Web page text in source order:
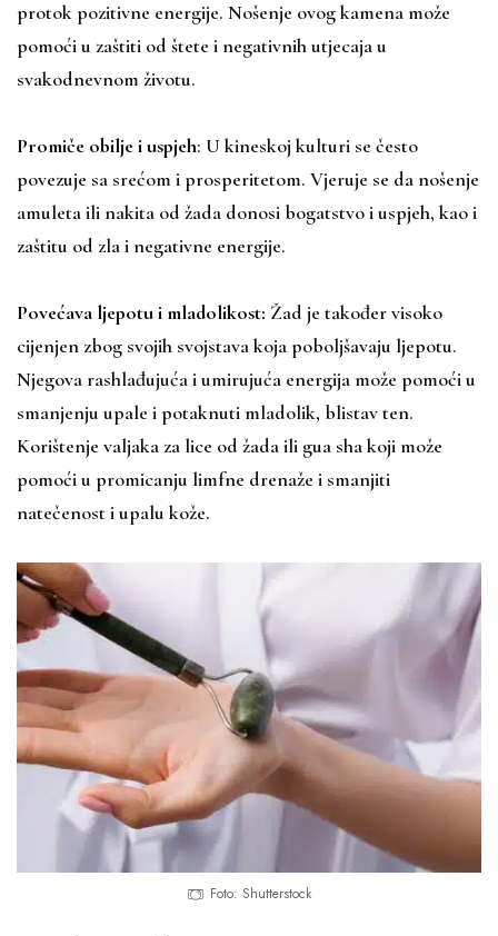
protok pozitivne energije. Nošenje ovog kamena može
pomoći u zaštiti od štete i negativnih utjecaja u
svakodnevnom životu.
Promiče obilje i uspjeh: U kineskoj kulturi se često
povezuje sa srećom i prosperitetom. Vjeruje se da nošenje
amuleta ili nakita od žada donosi bogatstvo i uspjeh, kao i
zaštitu od zla i negativne energije.
Povećava ljepotu i mladolikost: Žad je također visoko
cijenjen zbog svojih svojstava koja poboljšavaju ljepotu.
Njegova rashlađujuća i umirujuća energija može pomoći u
smanjenju upale i potaknuti mladolik, blistav ten.
Korištenje valjaka za lice od žada ili gua sha koji može
pomoći u promicanju limfne drenaže i smanjiti
natečenost i upalu kože.
Foto: Shutterstock